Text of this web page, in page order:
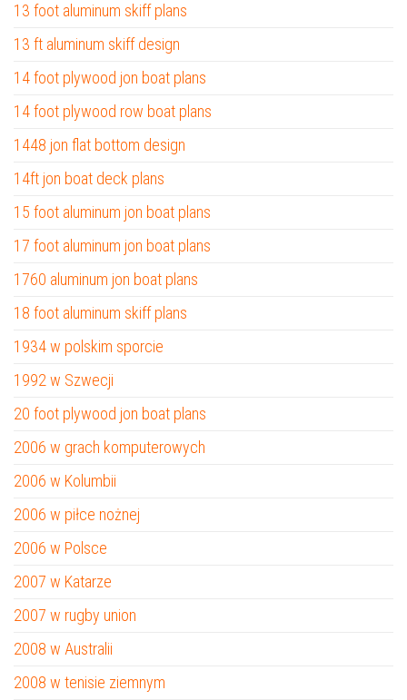
13 foot aluminum skiff plans
13 ft aluminum skiff design
14 foot plywood jon boat plans
14 foot plywood row boat plans
1448 jon flat bottom design
14ft jon boat deck plans
15 foot aluminum jon boat plans
17 foot aluminum jon boat plans
1760 aluminum jon boat plans
18 foot aluminum skiff plans
1934 w polskim sporcie
1992 w Szwecji
20 foot plywood jon boat plans
2006 w grach komputerowych
2006 w Kolumbii
2006 w piłce nożnej
2006 w Polsce
2007 w Katarze
2007 w rugby union
2008 w Australii
2008 w tenisie ziemnym